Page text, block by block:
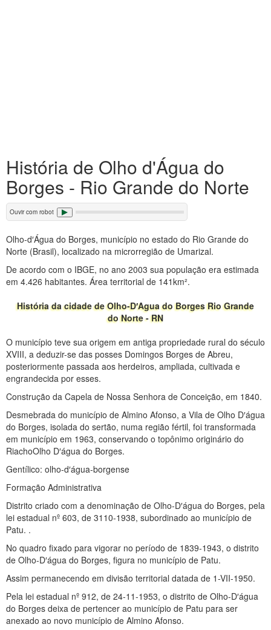
História de Olho d'Água do
Borges - Rio Grande do Norte
Ouvir com robot
Olho-d′Água do Borges, município no estado do Rio Grande do
Norte (Brasil), localizado na microrregião de Umarizal.
De acordo com o IBGE, no ano 2003 sua população era estimada
em 4.426 habitantes. Área territorial de 141km².
História da cidade de Olho-D′Agua do Borges Rio Grande
do Norte - RN
O município teve sua origem em antiga propriedade rural do século
XVIII, a deduzir-se das posses Domingos Borges de Abreu,
posteriormente passada aos herdeiros, ampliada, cultivada e
engrandecida por esses.
Construção da Capela de Nossa Senhora de Conceição, em 1840.
Desmebrada do município de Almino Afonso, a Vila de Olho D′água
do Borges, isolada do sertão, numa região fértil, foi transformada
em município em 1963, conservando o topônimo originário do
RiachoOlho D′água do Borges.
Gentílico: olho-d′água-borgense
Formação Administrativa
Distrito criado com a denominação de Olho-D′água do Borges, pela
lei estadual nº 603, de 3110-1938, subordinado ao município de
Patu. .
No quadro fixado para vigorar no período de 1839-1943, o distrito
de Olho-D′água do Borges, figura no município de Patu.
Assim permanecendo em divisão territorial datada de 1-VII-1950.
Pela lei estadual nº 912, de 24-11-1953, o distrito de Olho-D′água
do Borges deixa de pertencer ao município de Patu para ser
anexado ao novo município de Almino Afonso.